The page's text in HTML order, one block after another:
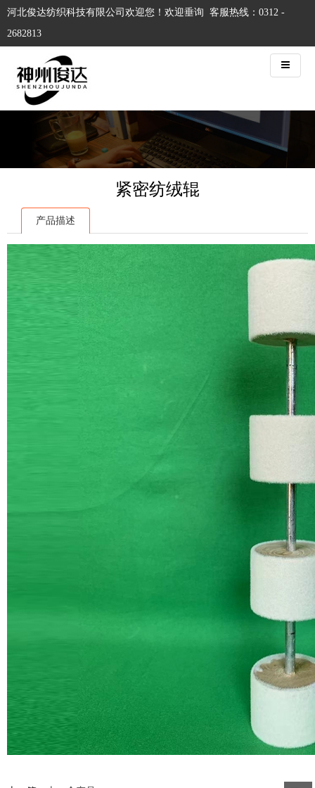
河北俊达纺织科技有限公司欢迎您！欢迎垂询 客服热线：0312 -
2682813
紧密纺绒辊
产品描述